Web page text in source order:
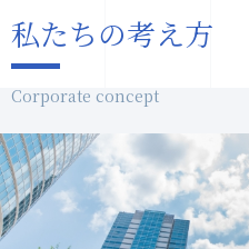
私たちの考え方